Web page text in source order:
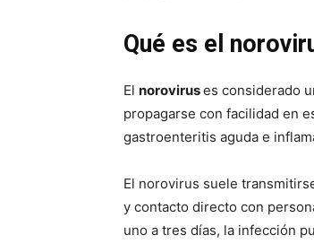
Qué es el
El noroviruses considerado
propagarse con facilidad en
gastroenteritis aguda e
El norovirus suele
y contacto directo con
uno a tres días, la infección